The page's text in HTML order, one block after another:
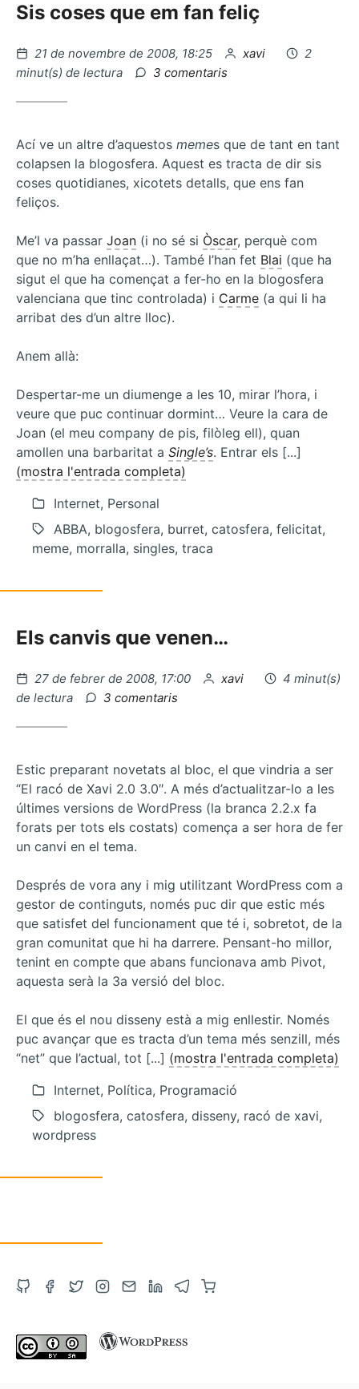
Sis coses que em fan feliç
Publicat
el
21 de novembre de 2008, 18:25 per
xavi
2
minut(s) de lectura
3 comentaris
Ací ve un altre d’aquestos memes que de tant en tant
colapsen la blogosfera. Aquest es tracta de dir sis
coses quotidianes, xicotets detalls, que ens fan
feliços.
Me’l va passar Joan (i no sé si Òscar, perquè com
que no m’ha enllaçat…). També l’han fet Blai (que ha
sigut el que ha començat a fer-ho en la blogosfera
valenciana que tinc controlada) i Carme (a qui li ha
arribat des d’un altre lloc).
Anem allà:
Despertar-me un diumenge a les 10, mirar l’hora, i
veure que puc continuar dormint… Veure la cara de
Joan (el meu company de pis, filòleg ell), quan
amollen una barbaritat a Single’s. Entrar els [...]
(mostra l'entrada completa)
Internet, Personal
ABBA, blogosfera, burret, catosfera, felicitat,
meme, morralla, singles, traca
Els canvis que venen…
Publicat
el
27 de febrer de 2008, 17:00 per
xavi
4 minut(s)
de lectura
3 comentaris
Estic preparant novetats al bloc, el que vindria a ser
“El racó de Xavi 2.0 3.0″. A més d’actualitzar-lo a les
últimes versions de WordPress (la branca 2.2.x fa
forats per tots els costats) comença a ser hora de fer
un canvi en el tema.
Després de vora any i mig utilitzant WordPress com a
gestor de continguts, només puc dir que estic més
que satisfet del funcionament que té i, sobretot, de la
gran comunitat que hi ha darrere. Pensant-ho millor,
tenint en compte que abans funcionava amb Pivot,
aquesta serà la 3a versió del bloc.
El que és el nou disseny està a mig enllestir. Només
puc avançar que es tracta d’un tema més senzill, més
“net” que l’actual, tot [...] (mostra l'entrada completa)
Internet, Política, Programació
blogosfera, catosfera, disseny, racó de xavi,
wordpress
Obre
en
Obre
Facebook
en
Obre
Twitter
en
Obre
en
una
Contacta
electrònic
Obre
en
Obre
en
Compra